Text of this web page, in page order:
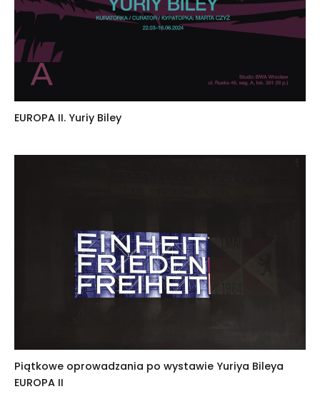
EUROPA II. Yuriy Biley
Piątkowe oprowadzania po wystawie Yuriya Bileya
EUROPA II